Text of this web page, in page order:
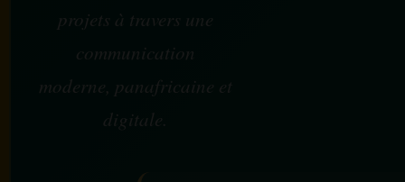
projets à travers une
communication
moderne, panafricaine et
digitale.